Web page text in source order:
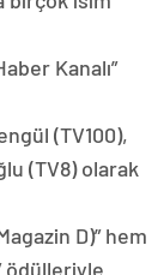
Kanalı”
(TV100),
(TV8) olarak
D)” hem
ödülleriyle